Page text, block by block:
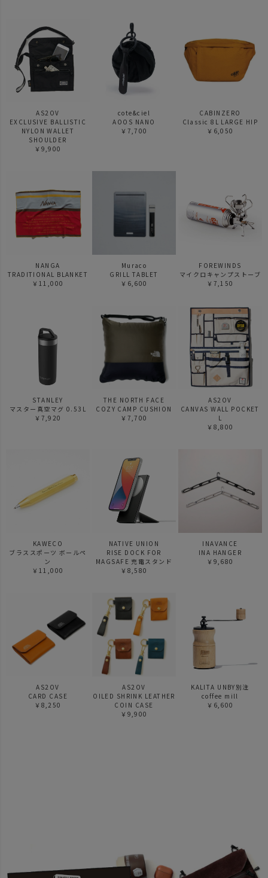
AS2OV
EXCLUSIVE BALLISTIC
NYLON WALLET
SHOULDER
￥9,900
cote&ciel
AOOS NANO
￥7,700
CABINZERO
Classic 8L LARGE HIP
￥6,050
NANGA
TRADITIONAL BLANKET
￥11,000
Muraco
GRILL TABLET
￥6,600
FOREWINDS
マイクロキャンプストーブ
￥7,150
STANLEY
マスター真空マグ 0.53L
￥7,920
THE NORTH FACE
COZY CAMP CUSHION
￥7,700
AS2OV
CANVAS WALL POCKET
L
￥8,800
KAWECO
ブラススポーツ ボールペ
ン
￥11,000
NATIVE UNION
RISE DOCK FOR
MAGSAFE 充電スタンド
￥8,580
INAVANCE
INA HANGER
￥9,680
AS2OV
CARD CASE
￥8,250
AS2OV
OILED SHRINK LEATHER
COIN CASE
￥9,900
KALITA UNBY別注
coffee mill
￥6,600